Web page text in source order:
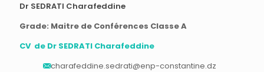
Dr SEDRATI Charafeddine
Grade: Maitre de Conférences Classe A
CV de Dr SEDRATI Charafeddine
charafeddine.sedrati@enp-constantine.dz